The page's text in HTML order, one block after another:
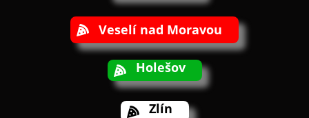
Veselí nad Moravou
Holešov
Zlín